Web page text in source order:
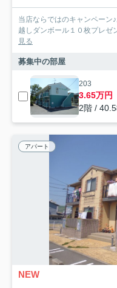
当店ならではのキャンペーン
越しダンボール１０枚プレ
見る
募集中の部屋
203
3.65万円
2階 /
アパート
NEW